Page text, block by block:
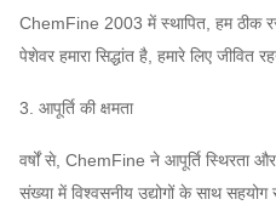
ChemFine 2003 में स्थापित, हम ठीक
पेशेवर हमारा सिद्धांत है, हमारे लिए जीवित
3. आपूर्ति की क्षमता
वर्षों से, ChemFine ने आपूर्ति स्थिरता
संख्या में विश्वसनीय उद्योगों के साथ